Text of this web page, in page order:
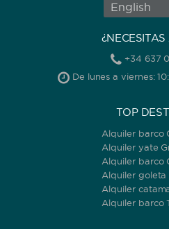
¿NECESITAS
+34 637
De lunes a viernes:
TOP
Alquiler barco
Alquiler yate
Alquiler barco
Alquiler goleta
Alquiler
Alquiler barco